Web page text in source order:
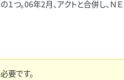
つ。06年2月、アクトと合併し、ＮＥ
要です。